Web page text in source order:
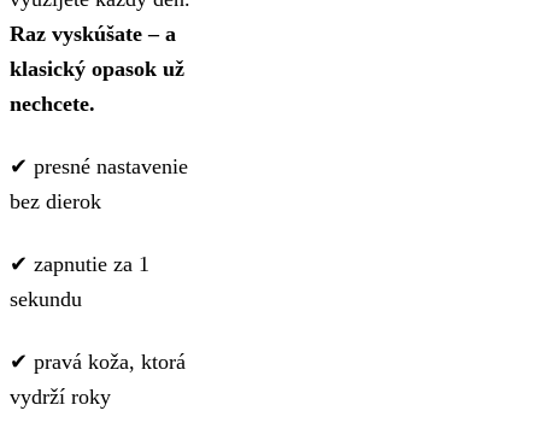
Raz vyskúšate – a
klasický opasok už
nechcete.
✔ presné nastavenie
bez dierok
✔ zapnutie za 1
sekundu
✔ pravá koža, ktorá
vydrží roky